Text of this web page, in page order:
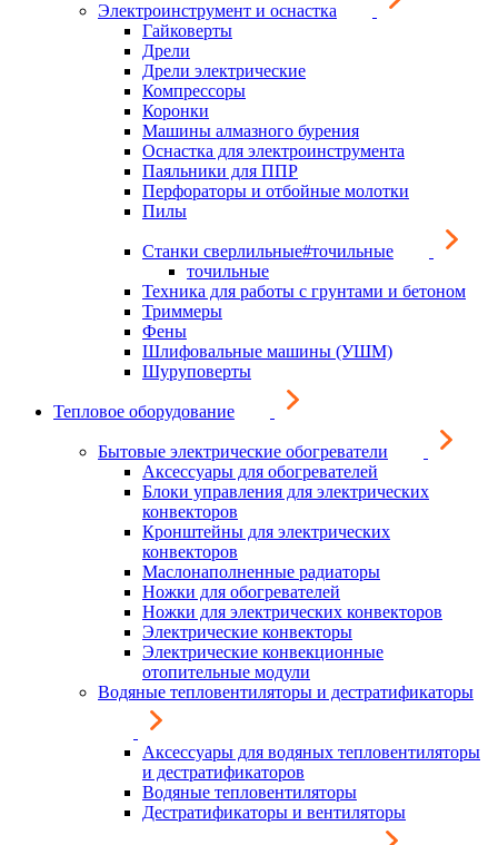
Электроинструмент и оснастка
Гайковерты
Дрели
Дрели электрические
Компрессоры
Коронки
Машины алмазного бурения
Оснастка для электроинструмента
Паяльники для ППР
Перфораторы и отбойные молотки
Пилы
Станки сверлильные#точильные
точильные
Техника для работы с грунтами и бетоном
Триммеры
Фены
Шлифовальные машины (УШМ)
Шуруповерты
Тепловое оборудование
Бытовые электрические обогреватели
Аксессуары для обогревателей
Блоки управления для электрических
конвекторов
Кронштейны для электрических
конвекторов
Маслонаполненные радиаторы
Ножки для обогревателей
Ножки для электрических конвекторов
Электрические конвекторы
Электрические конвекционные
отопительные модули
Водяные тепловентиляторы и дестратификаторы
Аксессуары для водяных тепловентиляторы
и дестратификаторов
Водяные тепловентиляторы
Дестратификаторы и вентиляторы